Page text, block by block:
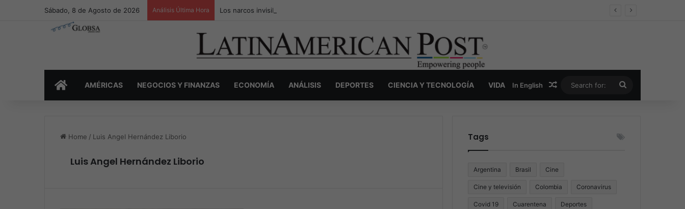
Sábado, 8 de Agosto de 2026 Análisis Última Hora Los narcos invisibles de Colombia: la guerra secreta por la verdad, el poder y la nueva economía de la droga
INICIOAMÉRICAS NEGOCIOS Y FINANZAS ECONOMÍA ANÁLISIS DEPORTES CIENCIA Y TECNOLOGÍA VIDA In English Random Article
for:
Home / Luis Angel Hernández Liborio
Luis Angel Hernández Liborio
Tags
Argentina Brasil Cine
Cine y televisión Colombia Coronavirus
Covid 19 Cuarentena Deportes